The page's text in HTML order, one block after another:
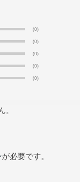
(0)
(0)
(0)
(0)
(0)
。
が必要です。